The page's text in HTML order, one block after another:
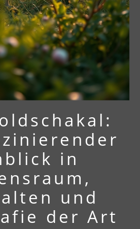
in
und
der Art